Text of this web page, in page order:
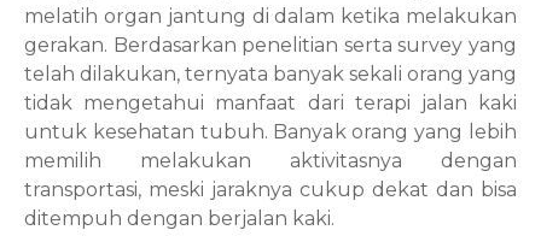
melatih organ jantung di dalam ketika melakukan
gerakan. Berdasarkan penelitian serta survey yang
telah dilakukan, ternyata banyak sekali orang yang
tidak mengetahui manfaat dari terapi jalan kaki
untuk kesehatan tubuh. Banyak orang yang lebih
memilih melakukan aktivitasnya dengan
transportasi, meski jaraknya cukup dekat dan bisa
ditempuh dengan berjalan kaki.